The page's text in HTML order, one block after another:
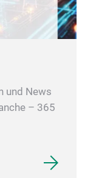
und News
– 365